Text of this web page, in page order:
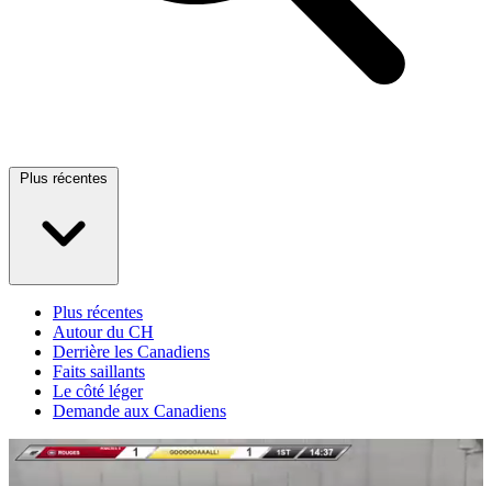
Plus récentes
Plus récentes
Autour du CH
Derrière les Canadiens
Faits saillants
Le côté léger
Demande aux Canadiens